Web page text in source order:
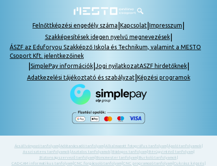
Felnőttképzési engedély száma Kapcsolat Impresszum
Szakképesítések idegen nyelvű megnevezések|
ÁSZF az Eduforyou Szakképző Iskola és Technikum, valamint a MESTO
Csoport Kft. jelentkezőinek
SimplePay információk| Jogi nyilatkozatASZF hirdetőknek|
Adatkezelési tájékoztató és szabályzat| Képzési programok
Ácsállványozó tanfolyam| Adótanácsadó tanfolyam| Alkalmazott fotográfus tanfolyam| Ápoló tanfolyamok
Asszisztens tanfolyamok Asztalos tanfolyamok Bádogos tanfolyam| Bérügyintéző tanfolyam|
Biztonságszervező tanfolyam| Boncmester tanfolyam| Burkoló tanfolyamok
CAD-CAM informatikus tanfolyam| CNC forgácsoló tanfolyam| CNC programozó tanfolyam| Cukrász képzés